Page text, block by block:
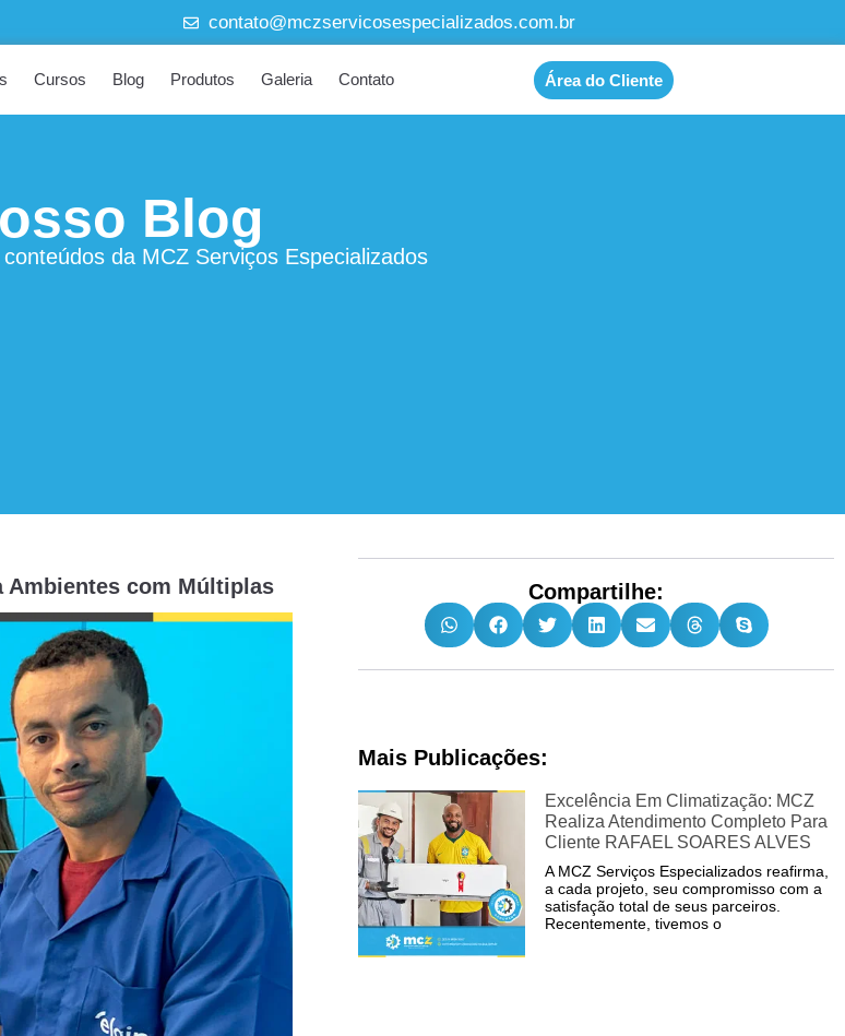
contato@mczservicosespecializados.com.br
Cursos Blog Produtos Galeria Contato Área do Cliente
Blog
da MCZ Serviços Especializados
Ambientes com Múltiplas
Compartilhe:
Mais Publicações:
Excelência Em Climatização: MCZ
Realiza Atendimento Completo Para
Cliente RAFAEL SOARES ALVES
A MCZ Serviços Especializados reafirma,
a cada projeto, seu compromisso com a
satisfação total de seus parceiros.
Recentemente, tivemos o